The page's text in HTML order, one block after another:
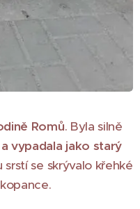
Romů. Byla silně
vypadala jako starý
se skrývalo křehké